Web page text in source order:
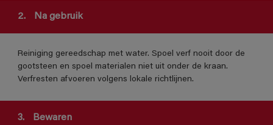
2. Na gebruik
Reiniging gereedschap met water. Spoel verf nooit door de
gootsteen en spoel materialen niet uit onder de kraan.
Verfresten afvoeren volgens lokale richtlijnen.
3. Bewaren